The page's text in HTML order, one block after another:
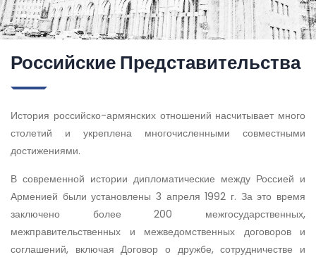
Российские Представительства
История российско-армянских отношений насчитывает много
столетий и укреплена многочисленными совместными
достижениями.
В современной истории дипломатические между Россией и
Арменией были установлены 3 апреля 1992 г. За это время
заключено более 200 межгосударственных,
межправительственных и межведомственных договоров и
соглашений, включая Договор о дружбе, сотрудничестве и